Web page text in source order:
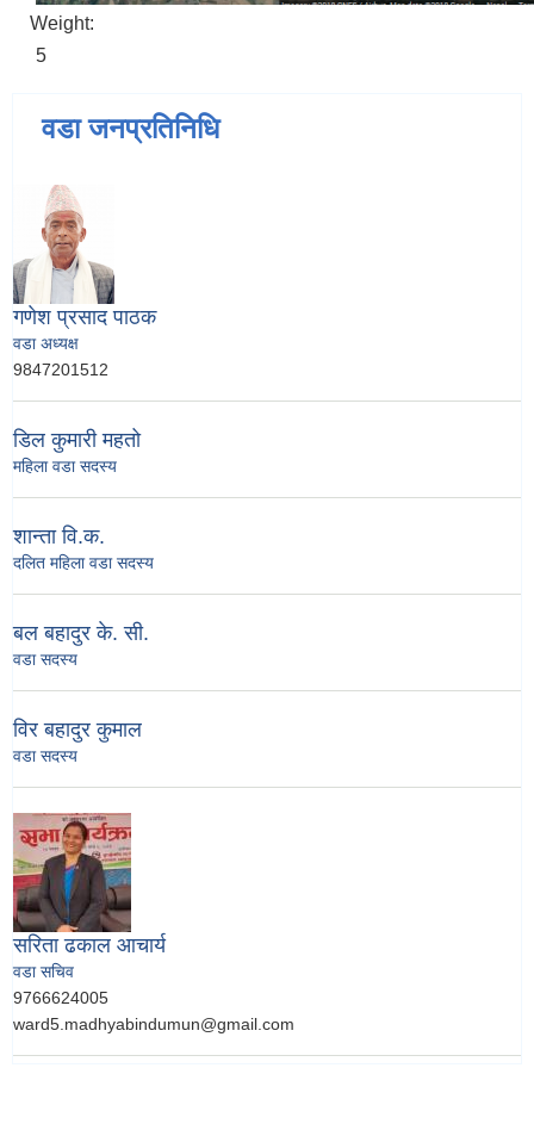
Weight:
5
वडा जनप्रतिनिधि
गणेश प्रसाद पाठक
वडा अध्यक्ष
9847201512
डिल कुमारी महतो
महिला वडा सदस्य
शान्ता वि.क.
दलित महिला वडा सदस्य
बल बहादुर के. सी.
वडा सदस्य
विर बहादुर कुमाल
वडा सदस्य
सरिता ढकाल आचार्य
वडा सचिव
9766624005
ward5.madhyabindumun@gmail.com